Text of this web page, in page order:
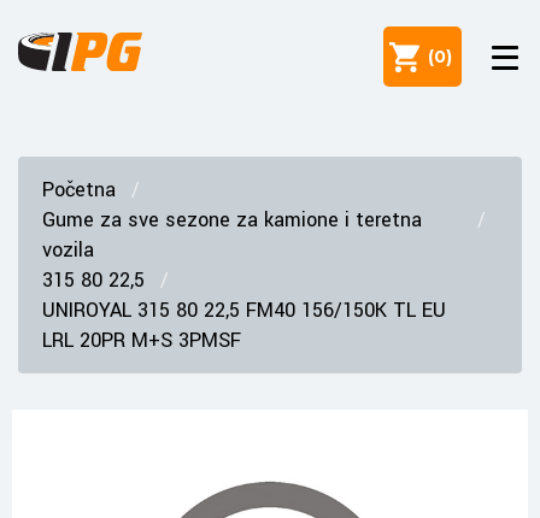
(0)
Početna
Gume za sve sezone za kamione i teretna
vozila
315 80 22,5
UNIROYAL 315 80 22,5 FM40 156/150K TL EU
LRL 20PR M+S 3PMSF